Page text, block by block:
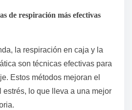
de respiración más efectivas
la respiración en caja y la
son técnicas efectivas para
Estos métodos mejoran el
estrés, lo que lleva a una mejor